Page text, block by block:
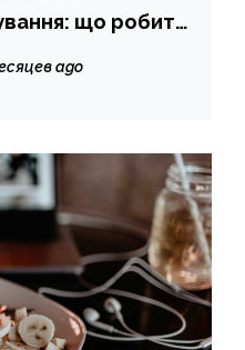
що робити,
ago